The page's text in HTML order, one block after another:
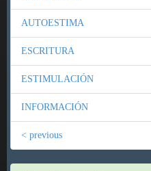
AUTOESTIMA
ESCRITURA
ESTIMULACIÓN
INFORMACIÓN
< previous